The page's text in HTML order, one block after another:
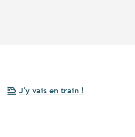
J'y vais en train !